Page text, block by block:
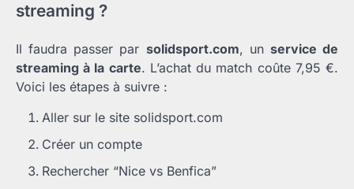
streaming ?
Il faudra passer par solidsport.com, un service de
streaming à la carte. L’achat du match coûte 7,95 €.
Voici les étapes à suivre :
Aller sur le site solidsport.com
Créer un compte
Rechercher “Nice vs Benfica”